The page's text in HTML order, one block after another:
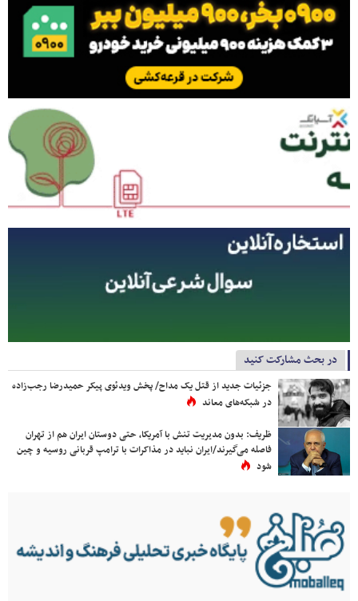
در بحث مشارکت کنید
جزئیات جدید از قتل یک مداح/ پخش ویدئوی پیکر حمیدرضا رجب‌زاده
در شبکه‌های معاند
ظریف: بدون مدیریت تنش با آمریکا، حتی دوستان ایران هم از تهران
فاصله می‌گیرند/ایران نباید در مذاکرات با ترامپ قربانی روسیه و چین
شود